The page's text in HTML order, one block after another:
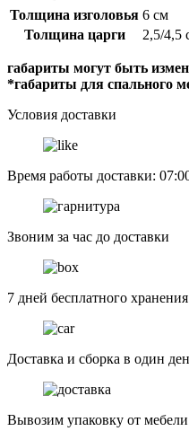
Толщина изголовья 6 см
Толщина царги
2,5/4,5
габариты могут быть
*габариты для спального
Условия доставки
Время работы доставки:
Звоним за час до доставки
7 дней бесплатного
Доставка и сборка в один
Вывозим упаковку от мебели